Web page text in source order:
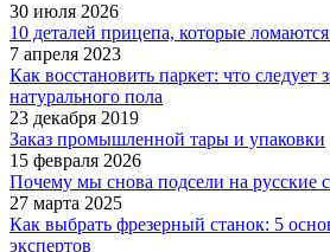
30 июля 2026
10 деталей прицепа, которые
7 апреля 2023
Как восстановить паркет: что следует
натурального пола
23 декабря 2019
Заказ промышленной тары и упаковки
15 февраля 2026
Почему мы снова подсели на русские
27 марта 2025
Как выбрать фрезерный станок: 5
экспертов